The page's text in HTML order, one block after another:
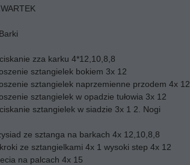
zza karku 4*12,10,8,8
sztangielek bokiem 3x 12
sztangielek naprzemienne przodem 4x 12
sztangielek w opadzie tułowia 3x 12
sztangielek w siadzie 3x 1 2. Nogi
ze sztanga na barkach 4x 12,10,8,8
ze sztangielkami 4x 1 wysoki step 4x 12
na palcach 4x 15